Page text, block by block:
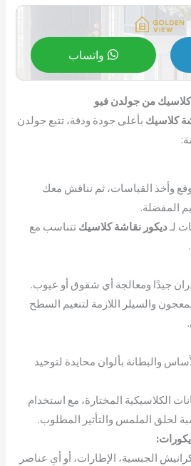
واتساب
من جولدن فيو
كلاسيك بأعلى جودة ودقة، تتبع جولدن
وأخذ القياسات، ثم نناقش معك
المفضلة.
لـديكور نقاشة كلاسيك تتناسب مع
جيدًا ومعالجة أي شقوق أو عيوب.
والسيلر اللازمة لتنعيم السطح
والبطانة بألوان محايدة لتوحيد
الكلاسيكية المختارة، مع استخدام
لخلق الملمس والتأثير المطلوب.
الجبسية، الإطارات، أو أي عناصر